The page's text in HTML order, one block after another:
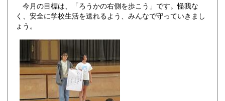
今月の目標は、「ろうかの右側を歩こう」です。怪我な
く、安全に学校生活を送れるよう、みんなで守っていきまし
ょう。